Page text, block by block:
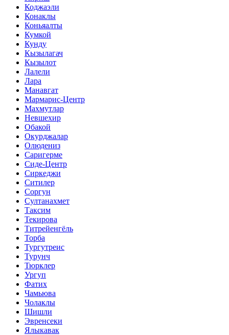
Коджаэли
Конаклы
Коньяалты
Кумкой
Кунду
Кызылагач
Кызылот
Лалели
Лара
Манавгат
Мармарис-Центр
Махмутлар
Невшехир
Обакой
Окурджалар
Олюдениз
Саригерме
Сиде-Центр
Сиркеджи
Ситилер
Соргун
Султанахмет
Таксим
Текирова
Титрейенгёль
Торба
Тургутреис
Турунч
Тюрклер
Ургуп
Фатих
Чамьюва
Чолаклы
Шишли
Эвренсеки
Ялыкавак